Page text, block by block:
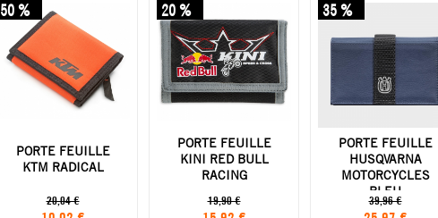
50 %
PORTE FEUILLE
KTM RADICAL
20,04 €
20 %
PORTE FEUILLE
KINI RED BULL
RACING
19,90 €
35 %
PORTE FEUILLE
HUSQVARNA
MOTORCYCLES
BLEU
39,96 €